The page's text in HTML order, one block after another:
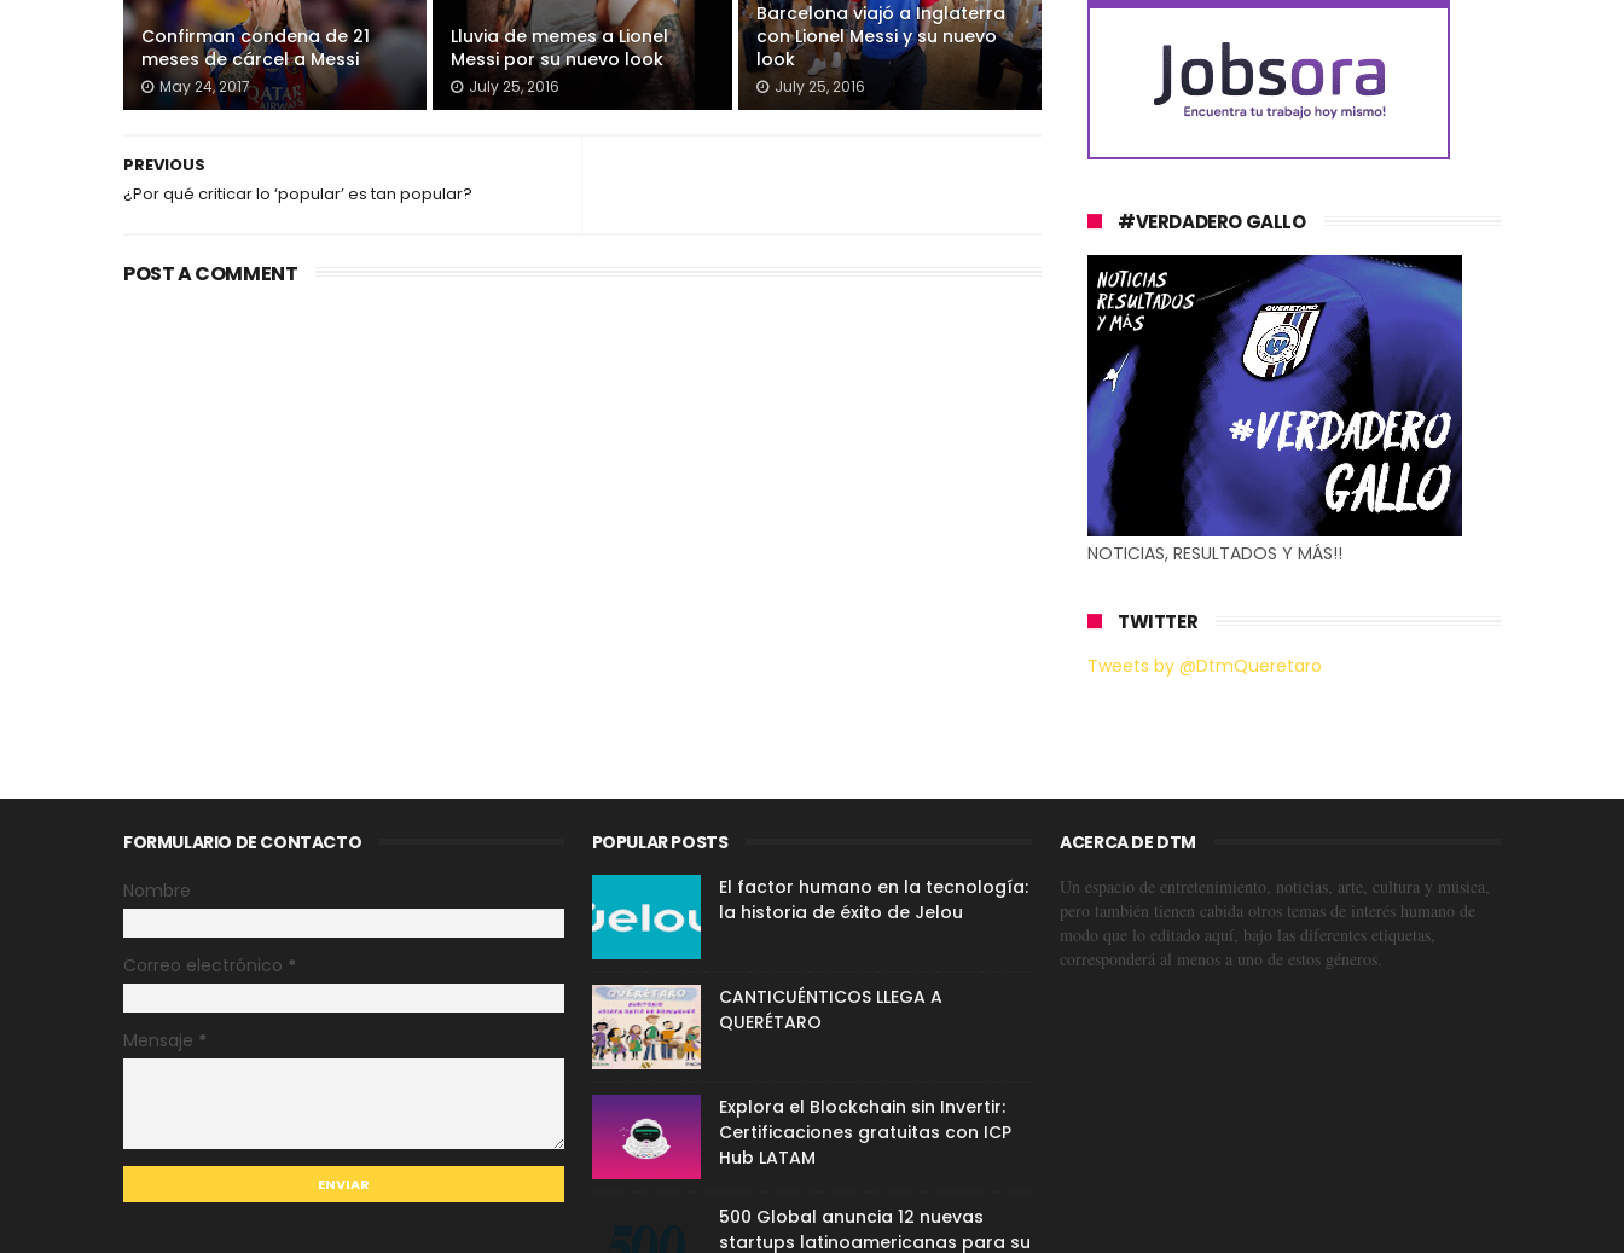
Confirman condena de 21
meses de cárcel a Messi
May 24, 2017
Lluvia de memes a Lionel
Messi por su nuevo look
July 25, 2016
Barcelona viajó a Inglaterra
con Lionel Messi y su nuevo
look
July 25, 2016
PREVIOUS
¿Por qué criticar lo ‘popular’ es tan popular?
POST A COMMENT
#VERDADERO GALLO
NOTICIAS, RESULTADOS Y MÁS!!
TWITTER
Tweets by @DtmQueretaro
FORMULARIO DE CONTACTO
Nombre
Correo electrónico *
Mensaje *
POPULAR POSTS
El factor humano en la tecnología:
la historia de éxito de Jelou
CANTICUÉNTICOS LLEGA A
QUERÉTARO
Explora el Blockchain sin Invertir:
Certificaciones gratuitas con ICP
Hub LATAM
500 Global anuncia 12 nuevas
startups latinoamericanas para su
ACERCA DE DTM
Un espacio de entretenimiento, noticias, arte, cultura y música,
pero también tienen cabida otros temas de interés humano de
modo que lo editado aquí, bajo las diferentes etiquetas,
corresponderá al menos a uno de estos géneros.